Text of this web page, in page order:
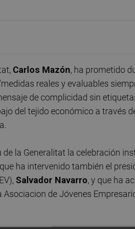
Carlos Mazón, ha prometido
reales y evaluables
de complicidad sin
del tejido económico a través
la Generalitat la celebración
ha intervenido también el
Salvador Navarro, y que ha
de Jóvenes